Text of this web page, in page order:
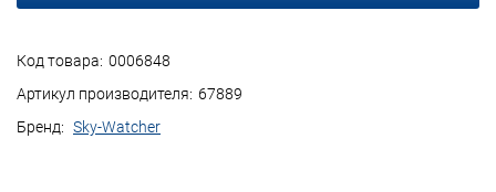
Код товара: 0006848
Артикул производителя: 67889
Бренд: Sky-Watcher